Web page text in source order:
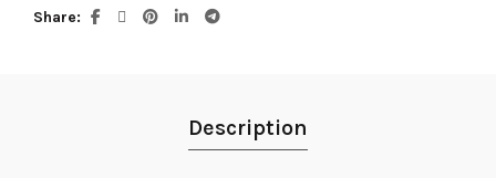
Share
Description